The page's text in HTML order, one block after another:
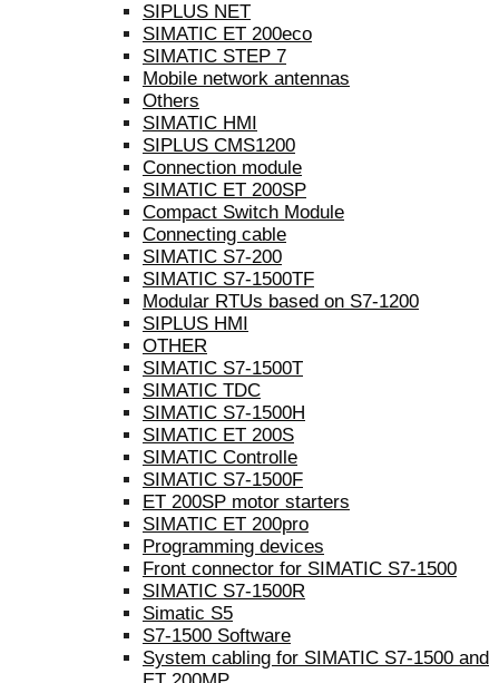
SIPLUS NET
SIMATIC ET 200eco
SIMATIC STEP 7
Mobile network antennas
Others
SIMATIC HMI
SIPLUS CMS1200
Connection module
SIMATIC ET 200SP
Compact Switch Module
Connecting cable
SIMATIC S7-200
SIMATIC S7-1500TF
Modular RTUs based on S7-1200
SIPLUS HMI
OTHER
SIMATIC S7-1500T
SIMATIC TDC
SIMATIC S7-1500H
SIMATIC ET 200S
SIMATIC Controlle
SIMATIC S7-1500F
ET 200SP motor starters
SIMATIC ET 200pro
Programming devices
Front connector for SIMATIC S7-1500
SIMATIC S7-1500R
Simatic S5
S7-1500 Software
System cabling for SIMATIC S7-1500 and